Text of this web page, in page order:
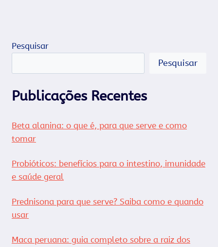
Pesquisar
Pesquisar
Publicações Recentes
Beta alanina: o que é, para que serve e como
tomar
Probióticos: benefícios para o intestino, imunidade
e saúde geral
Prednisona para que serve? Saiba como e quando
usar
Maca peruana: guia completo sobre a raiz dos